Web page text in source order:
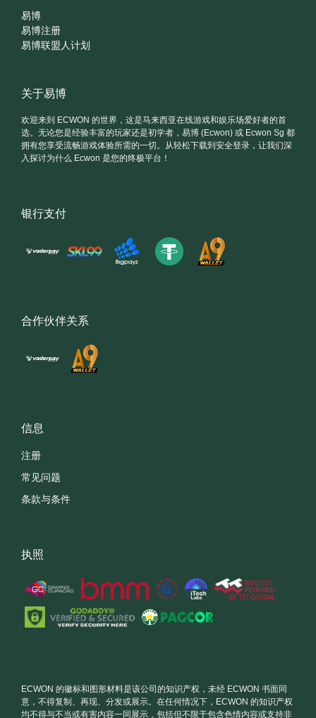
易博
易博注册
易博联盟人计划
关于易博
欢迎来到 ECWON 的世界，这是马来西亚在线游戏和娱乐场爱好者的首
选。无论您是经验丰富的玩家还是初学者，易博 (Ecwon) 或 Ecwon Sg 都
拥有您享受流畅游戏体验所需的一切。从轻松下载到安全登录，让我们深
入探讨为什么 Ecwon 是您的终极平台！
银行支付
合作伙伴关系
信息
注册
常见问题
条款与条件
执照
ECWON 的徽标和图形材料是该公司的知识产权，未经 ECWON 书面同
意，不得复制、再现、分发或展示。在任何情况下，ECWON 的知识产权
均不得与不当或有害内容一同展示，包括但不限于包含色情内容或支持非